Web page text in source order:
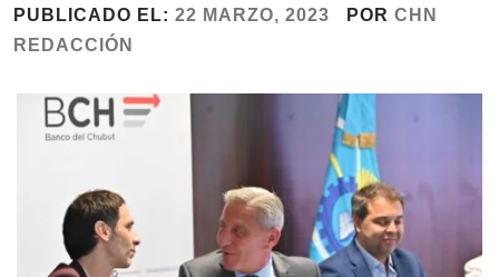
PUBLICADO EL: 22 MARZO, 2023 POR CHN
REDACCIÓN